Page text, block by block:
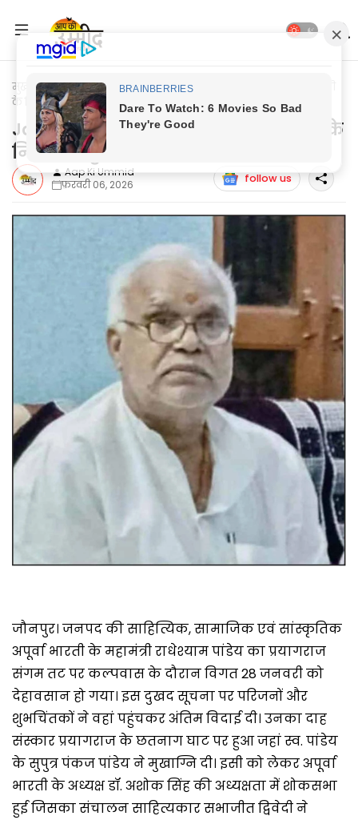
मुख्यपृष्ठ Jaunpur News
Jaunpur News: अपूर्वा भारती के महामंत्री
के निधन पर हुई शोकसभा
Jaunpur News: अपूर्वा भारती के महामंत्री के
निधन पर हुई शोकसभा
Aap Ki Ummid
फ़रवरी 06, 2026
follow us
जौनपुर। जनपद की साहित्यिक, सामाजिक एवं सांस्कृतिक
अपूर्वा भारती के महामंत्री राधेश्याम पांडेय का प्रयागराज
संगम तट पर कल्पवास के दौरान विगत 28 जनवरी को
देहावसान हो गया। इस दुखद सूचना पर परिजनों और
शुभचिंतकों ने वहां पहुंचकर अंतिम विदाई दी। उनका दाह
संस्कार प्रयागराज के छतनाग घाट पर हुआ जहां स्व. पांडेय
के सुपुत्र पंकज पांडेय ने मुखाग्नि दी। इसी को लेकर अपूर्वा
भारती के अध्यक्ष डॉ. अशोक सिंह की अध्यक्षता में शोकसभा
हुई जिसका संचालन साहित्यकार सभाजीत द्विवेदी ने